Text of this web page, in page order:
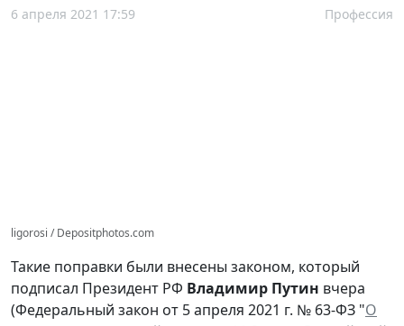
6 апреля 2021 17:59 Профессия
ligorosi / Depositphotos.com
Такие поправки были внесены законом, который
подписал Президент РФ Владимир Путин вчера
(Федеральный закон от 5 апреля 2021 г. № 63-ФЗ "О